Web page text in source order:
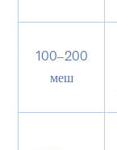
100–200
меш